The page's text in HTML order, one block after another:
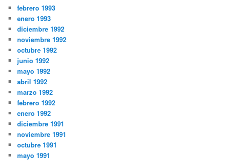
febrero 1993
enero 1993
diciembre 1992
noviembre 1992
octubre 1992
junio 1992
mayo 1992
abril 1992
marzo 1992
febrero 1992
enero 1992
diciembre 1991
noviembre 1991
octubre 1991
mayo 1991